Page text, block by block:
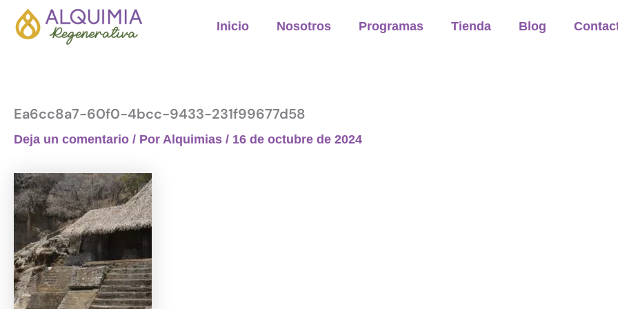
Inicio Nosotros Programas Tienda Blog
Ea6cc8a7-60f0-4bcc-9433-231f99677d58
Deja un comentario / Por Alquimias / 16 de octubre de 2024